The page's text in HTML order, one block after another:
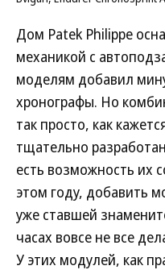
Дом Patek Philippe
механикой с
моделям добавил
хронографы. Но
так просто, как
тщательно
есть возможность их
этом году, добавить
уже ставшей
часах вовсе не все
У этих модулей, как